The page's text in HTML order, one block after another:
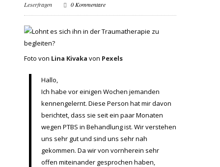
Leserfragen
0 Kommentare
Foto von Lina Kivaka von Pexels
Hallo,
Ich habe vor einigen Wochen jemanden
kennengelernt. Diese Person hat mir davon
berichtet, dass sie seit ein paar Monaten
wegen PTBS in Behandlung ist. Wir verstehen
uns sehr gut und sind uns sehr nah
gekommen. Da wir von vornherein sehr
offen miteinander gesprochen haben,